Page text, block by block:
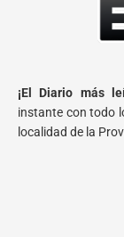
¡El Diario más
instante con todo
localidad de la